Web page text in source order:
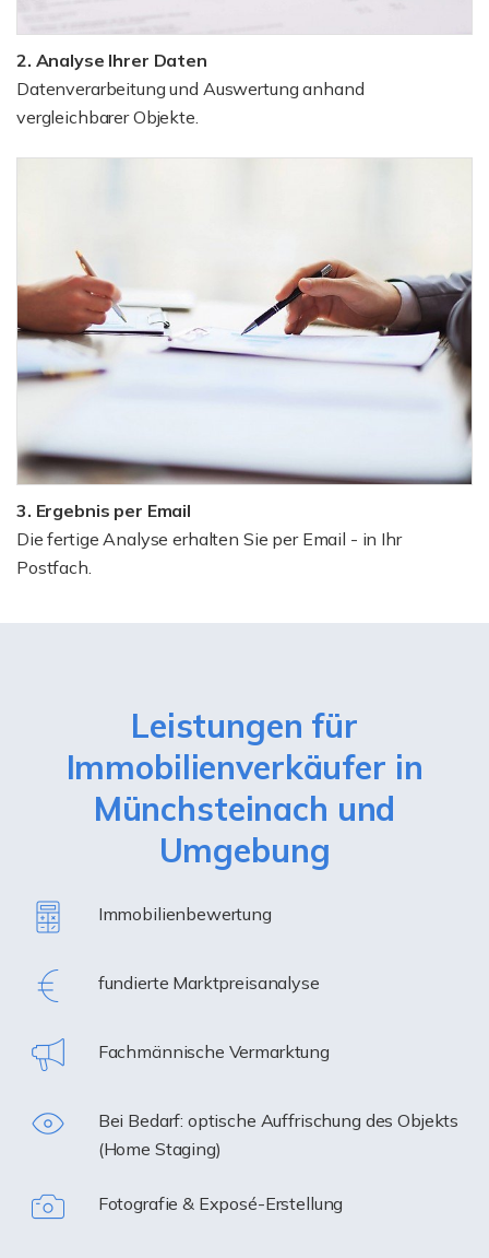
2. Analyse Ihrer Daten
Datenverarbeitung und Auswertung anhand
vergleichbarer Objekte.
3. Ergebnis per Email
Die fertige Analyse erhalten Sie per Email - in Ihr
Postfach.
Leistungen für
Immobilienverkäufer in
Münchsteinach und
Umgebung
Immobilienbewertung
fundierte Marktpreisanalyse
Fachmännische Vermarktung
Bei Bedarf: optische Auffrischung des Objekts
(Home Staging)
Fotografie & Exposé-Erstellung